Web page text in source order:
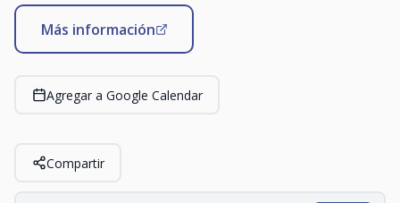
Más información
Agregar a Google Calendar
Compartir